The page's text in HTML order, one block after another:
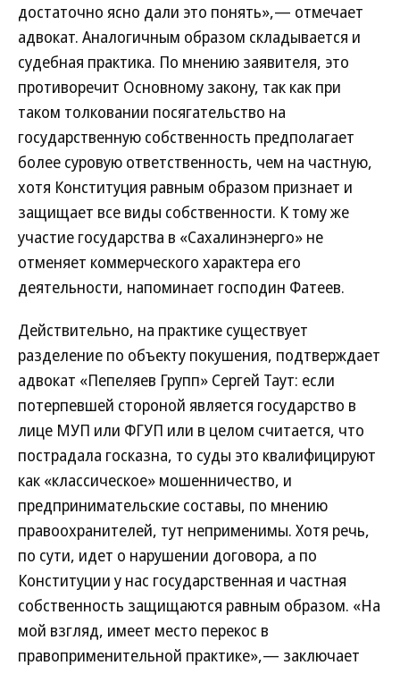
достаточно ясно дали это понять»,— отмечает
адвокат. Аналогичным образом складывается и
судебная практика. По мнению заявителя, это
противоречит Основному закону, так как при
таком толковании посягательство на
государственную собственность предполагает
более суровую ответственность, чем на частную,
хотя Конституция равным образом признает и
защищает все виды собственности. К тому же
участие государства в «Сахалинэнерго» не
отменяет коммерческого характера его
деятельности, напоминает господин Фатеев.
Действительно, на практике существует
разделение по объекту покушения, подтверждает
адвокат «Пепеляев Групп» Сергей Таут: если
потерпевшей стороной является государство в
лице МУП или ФГУП или в целом считается, что
пострадала госказна, то суды это квалифицируют
как «классическое» мошенничество, и
предпринимательские составы, по мнению
правоохранителей, тут неприменимы. Хотя речь,
по сути, идет о нарушении договора, а по
Конституции у нас государственная и частная
собственность защищаются равным образом. «На
мой взгляд, имеет место перекос в
правоприменительной практике»,— заключает